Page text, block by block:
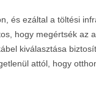
és ezáltal a töltési
hogy megértsék az
kiválasztása
attól, hogy